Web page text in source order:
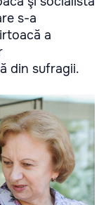
s-a
a
din sufragii.